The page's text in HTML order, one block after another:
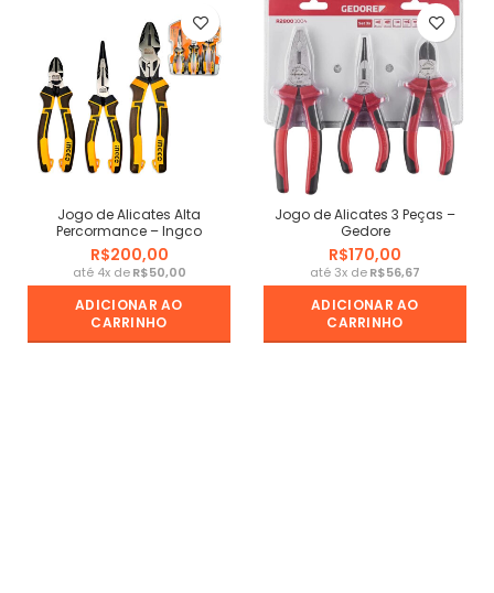
Jogo de Alicates Alta
Percormance – Ingco
R$
R$
ADICIONAR AO
CARRINHO
Jogo de Alicates 3 Peças –
Gedore
R$
R$
ADICIONAR AO
CARRINHO